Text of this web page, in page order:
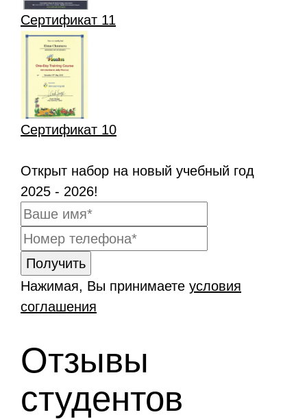
Сертификат 11
Сертификат 10
Открыт набор на новый учебный год
2025 - 2026!
Нажимая, Вы принимаете условия
соглашения
Отзывы
студентов